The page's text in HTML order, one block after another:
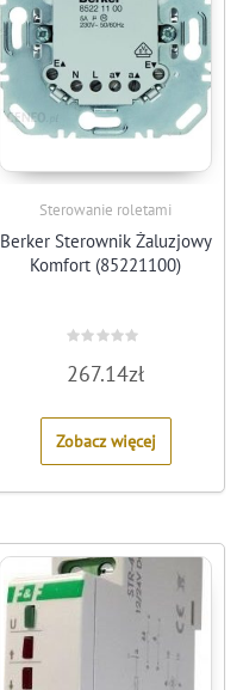
Sterowanie roletami
Berker Sterownik Żaluzjowy
Komfort (85221100)
0
out
5
267.14zł
Zobacz więcej